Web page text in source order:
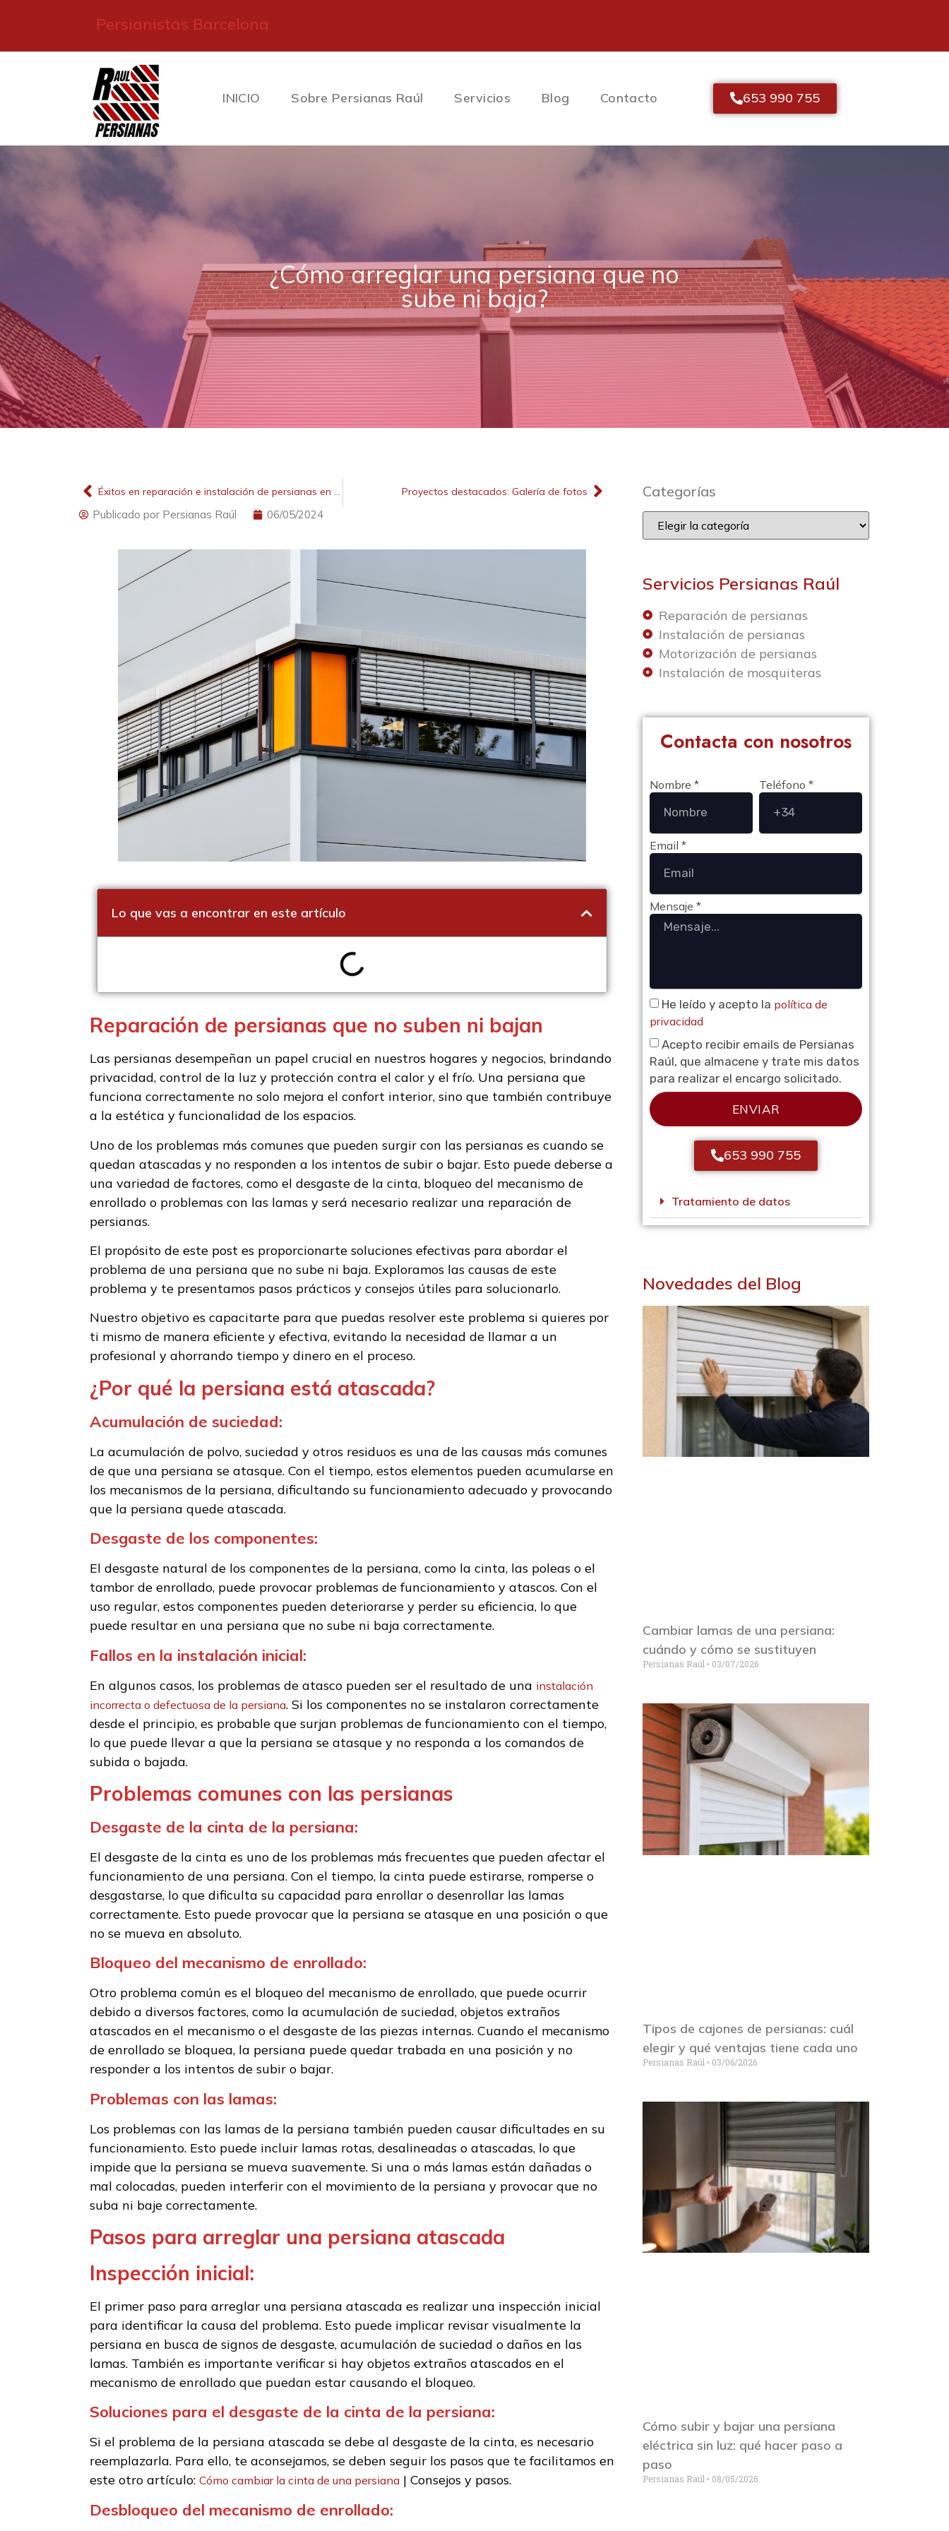
Persianistas Barcelona
INICIO Sobre Persianas Raúl Servicios Blog Contacto 653 990 755
¿Cómo arreglar una persiana que no
sube ni baja?
Éxitos en reparación e instalación de persianas en Barcelona Proyectos destacados: Galería de fotos
Publicado por Persianas Raúl 06/05/2024
Lo que vas a encontrar en este artículo
Reparación de persianas que no suben ni bajan
Las persianas desempeñan un papel crucial en nuestros hogares y negocios, brindando
privacidad, control de la luz y protección contra el calor y el frío. Una persiana que
funciona correctamente no solo mejora el confort interior, sino que también contribuye
a la estética y funcionalidad de los espacios.
Uno de los problemas más comunes que pueden surgir con las persianas es cuando se
quedan atascadas y no responden a los intentos de subir o bajar. Esto puede deberse a
una variedad de factores, como el desgaste de la cinta, bloqueo del mecanismo de
enrollado o problemas con las lamas y será necesario realizar una reparación de
persianas.
El propósito de este post es proporcionarte soluciones efectivas para abordar el
problema de una persiana que no sube ni baja. Exploramos las causas de este
problema y te presentamos pasos prácticos y consejos útiles para solucionarlo.
Nuestro objetivo es capacitarte para que puedas resolver este problema si quieres por
ti mismo de manera eficiente y efectiva, evitando la necesidad de llamar a un
profesional y ahorrando tiempo y dinero en el proceso.
¿Por qué la persiana está atascada?
Acumulación de suciedad:
La acumulación de polvo, suciedad y otros residuos es una de las causas más comunes
de que una persiana se atasque. Con el tiempo, estos elementos pueden acumularse en
los mecanismos de la persiana, dificultando su funcionamiento adecuado y provocando
que la persiana quede atascada.
Desgaste de los componentes:
El desgaste natural de los componentes de la persiana, como la cinta, las poleas o el
tambor de enrollado, puede provocar problemas de funcionamiento y atascos. Con el
uso regular, estos componentes pueden deteriorarse y perder su eficiencia, lo que
puede resultar en una persiana que no sube ni baja correctamente.
Fallos en la instalación inicial:
En algunos casos, los problemas de atasco pueden ser el resultado de una instalación
incorrecta o defectuosa de la persiana. Si los componentes no se instalaron correctamente
desde el principio, es probable que surjan problemas de funcionamiento con el tiempo,
lo que puede llevar a que la persiana se atasque y no responda a los comandos de
subida o bajada.
Problemas comunes con las persianas
Desgaste de la cinta de la persiana:
El desgaste de la cinta es uno de los problemas más frecuentes que pueden afectar el
funcionamiento de una persiana. Con el tiempo, la cinta puede estirarse, romperse o
desgastarse, lo que dificulta su capacidad para enrollar o desenrollar las lamas
correctamente. Esto puede provocar que la persiana se atasque en una posición o que
no se mueva en absoluto.
Bloqueo del mecanismo de enrollado:
Otro problema común es el bloqueo del mecanismo de enrollado, que puede ocurrir
debido a diversos factores, como la acumulación de suciedad, objetos extraños
atascados en el mecanismo o el desgaste de las piezas internas. Cuando el mecanismo
de enrollado se bloquea, la persiana puede quedar trabada en una posición y no
responder a los intentos de subir o bajar.
Problemas con las lamas:
Los problemas con las lamas de la persiana también pueden causar dificultades en su
funcionamiento. Esto puede incluir lamas rotas, desalineadas o atascadas, lo que
impide que la persiana se mueva suavemente. Si una o más lamas están dañadas o
mal colocadas, pueden interferir con el movimiento de la persiana y provocar que no
suba ni baje correctamente.
Pasos para arreglar una persiana atascada
Inspección inicial:
El primer paso para arreglar una persiana atascada es realizar una inspección inicial
para identificar la causa del problema. Esto puede implicar revisar visualmente la
persiana en busca de signos de desgaste, acumulación de suciedad o daños en las
lamas. También es importante verificar si hay objetos extraños atascados en el
mecanismo de enrollado que puedan estar causando el bloqueo.
Soluciones para el desgaste de la cinta de la persiana:
Si el problema de la persiana atascada se debe al desgaste de la cinta, es necesario
reemplazarla. Para ello, te aconsejamos, se deben seguir los pasos que te facilitamos en
este otro artículo: Cómo cambiar la cinta de una persiana | Consejos y pasos.
Desbloqueo del mecanismo de enrollado:
Categorías
Servicios Persianas Raúl
Reparación de persianas
Instalación de persianas
Motorización de persianas
Instalación de mosquiteras
Contacta con nosotros
Nombre * Teléfono *
Email *
Mensaje *
He leído y acepto la política de
privacidad
Acepto recibir emails de Persianas
Raúl, que almacene y trate mis datos
para realizar el encargo solicitado.
ENVIAR
653 990 755
Tratamiento de datos
Novedades del Blog
Cambiar lamas de una persiana:
cuándo y cómo se sustituyen
Persianas Raúl 03/07/2026
Tipos de cajones de persianas: cuál
elegir y qué ventajas tiene cada uno
Persianas Raúl 03/06/2026
Cómo subir y bajar una persiana
eléctrica sin luz: qué hacer paso a
paso
Persianas Raúl 08/05/2026